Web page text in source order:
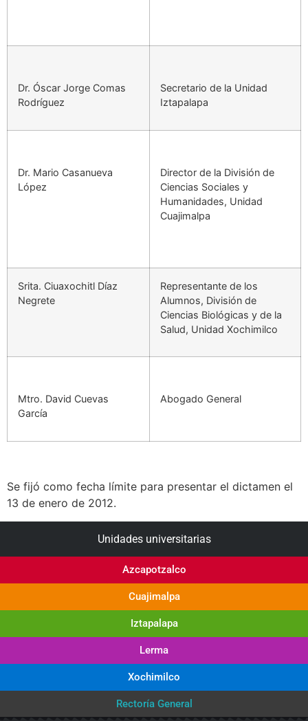
Dr. Óscar Jorge Comas
Rodríguez
Secretario de la Unidad
Iztapalapa
Dr. Mario Casanueva
López
Director de la División de
Ciencias Sociales y
Humanidades, Unidad
Cuajimalpa
Srita. Ciuaxochitl Díaz
Negrete
Representante de los
Alumnos, División de
Ciencias Biológicas y de la
Salud, Unidad Xochimilco
Mtro. David Cuevas
García
Abogado General
Se fijó como fecha límite para presentar el dictamen el
13 de enero de 2012.
Unidades universitarias
Azcapotzalco
Cuajimalpa
Iztapalapa
Lerma
Xochimilco
Rectoría General